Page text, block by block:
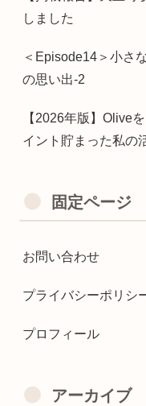
しました
＜Episode14＞小さ
の思い出-2
【2026年版】Olive
イント貯まった私の
固定ページ
お問い合わせ
プライバシーポリシ
プロフィール
アーカイブ